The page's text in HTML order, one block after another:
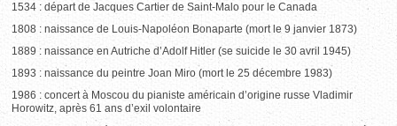
1534 : départ de Jacques Cartier de Saint-Malo pour le Canada
1808 : naissance de Louis-Napoléon Bonaparte (mort le 9 janvier 1873)
1889 : naissance en Autriche d’Adolf Hitler (se suicide le 30 avril 1945)
1893 : naissance du peintre Joan Miro (mort le 25 décembre 1983)
1986 : concert à Moscou du pianiste américain d’origine russe Vladimir
Horowitz, après 61 ans d’exil volontaire